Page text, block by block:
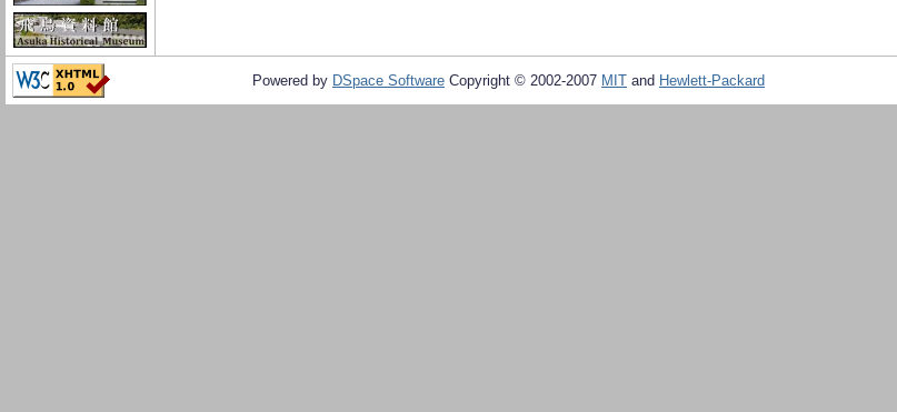
Powered by DSpace Software Copyright © 2002-2007 MIT and Hewlett-Packard